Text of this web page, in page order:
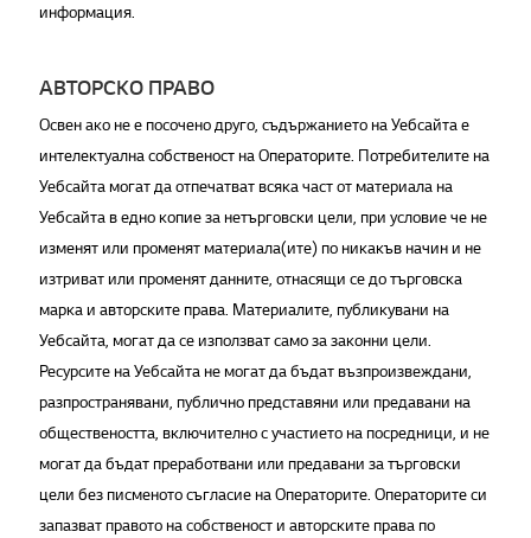
информация.
АВТОРСКО ПРАВО
Освен ако не е посочено друго, съдържанието на Уебсайта е
интелектуална собственост на Операторите. Потребителите на
Уебсайта могат да отпечатват всяка част от материала на
Уебсайта в едно копие за нетърговски цели, при условие че не
изменят или променят материала(ите) по никакъв начин и не
изтриват или променят данните, отнасящи се до търговска
марка и авторските права. Материалите, публикувани на
Уебсайта, могат да се използват само за законни цели.
Ресурсите на Уебсайта не могат да бъдат възпроизвеждани,
разпространявани, публично представяни или предавани на
обществеността, включително с участието на посредници, и не
могат да бъдат преработвани или предавани за търговски
цели без писменото съгласие на Операторите. Операторите си
запазват правото на собственост и авторските права по